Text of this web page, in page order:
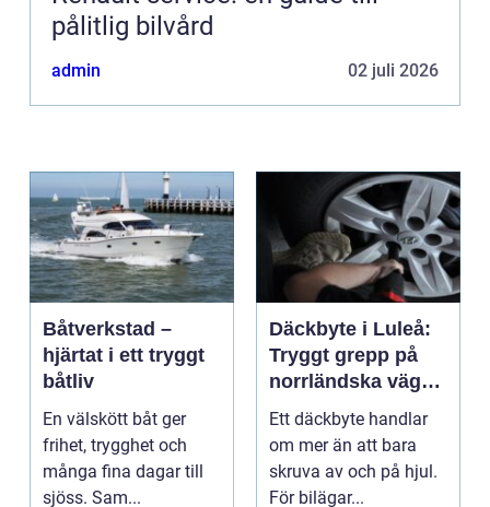
pålitlig bilvård
admin 02 juli 2026
Båtverkstad –
hjärtat i ett tryggt
båtliv
En välskött båt ger
frihet, trygghet och
många fina dagar till
sjöss. Sam...
Däckbyte i Luleå:
Tryggt grepp på
norrländska vägar
året runt
Ett däckbyte handlar
om mer än att bara
skruva av och på hjul.
För bilägar...